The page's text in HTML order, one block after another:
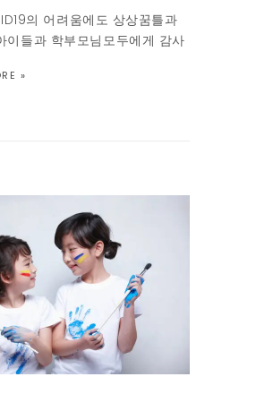
의 어려움에도 상상꿈틀과
이들과 학부모님모두에게 감사
단을 힘들게 엄마손을 잡고
»